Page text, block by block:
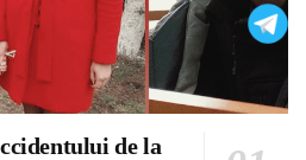
de la